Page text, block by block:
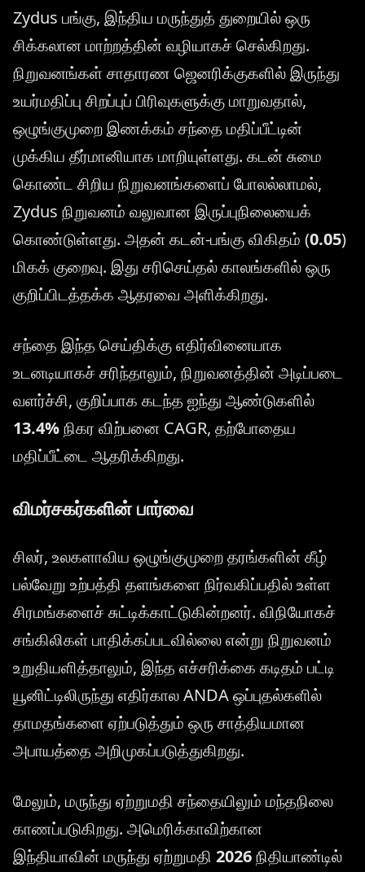
Zydus பங்கு, இந்திய மருந்துத் துறையில் ஒரு
சிக்கலான மாற்றத்தின் வழியாகச் செல்கிறது.
நிறுவனங்கள் சாதாரண ஜெனரிக்குகளில் இருந்து
உயர்மதிப்பு சிறப்புப் பிரிவுகளுக்கு மாறுவதால்,
ஒழுங்குமுறை இணக்கம் சந்தை மதிப்பீட்டின்
முக்கிய தீர்மானியாக மாறியுள்ளது. கடன் சுமை
கொண்ட சிறிய நிறுவனங்களைப் போலல்லாமல்,
Zydus நிறுவனம் வலுவான இருப்புநிலையைக்
கொண்டுள்ளது. அதன் கடன்-பங்கு விகிதம் (0.05)
மிகக் குறைவு. இது சரிசெய்தல் காலங்களில் ஒரு
குறிப்பிடத்தக்க ஆதரவை அளிக்கிறது.
சந்தை இந்த செய்திக்கு எதிர்வினையாக
உடனடியாகச் சரிந்தாலும், நிறுவனத்தின் அடிப்படை
வளர்ச்சி, குறிப்பாக கடந்த ஐந்து ஆண்டுகளில்
13.4%நிகர விற்பனை CAGR, தற்போதைய
மதிப்பீட்டை ஆதரிக்கிறது.
விமர்சகர்களின் பார்வை
சிலர், உலகளாவிய ஒழுங்குமுறை தரங்களின் கீழ்
பல்வேறு உற்பத்தி தளங்களை நிர்வகிப்பதில் உள்ள
சிரமங்களைச் சுட்டிக்காட்டுகின்றனர். விநியோகச்
சங்கிலிகள் பாதிக்கப்படவில்லை என்று நிறுவனம்
உறுதியளித்தாலும், இந்த எச்சரிக்கை கடிதம் பட்டி
யூனிட்டிலிருந்து எதிர்கால ANDA ஒப்புதல்களில்
தாமதங்களை ஏற்படுத்தும் ஒரு சாத்தியமான
அபாயத்தை அறிமுகப்படுத்துகிறது.
மேலும், மருந்து ஏற்றுமதி சந்தையிலும் மந்தநிலை
காணப்படுகிறது. அமெரிக்காவிற்கான
இந்தியாவின் மருந்து ஏற்றுமதி 2026நிதியாண்டில்